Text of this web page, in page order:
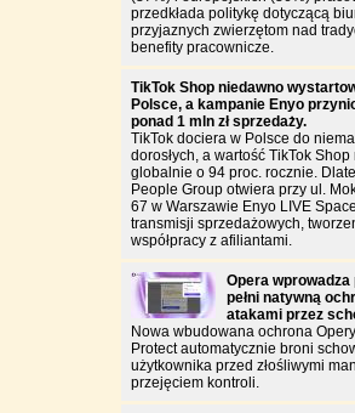
przedkłada politykę dotyczącą
przyjaznych zwierzętom nad
benefity pracownicze.
TikTok Shop niedawno
Polsce, a kampanie Enyo
ponad 1 mln zł sprzedaży.
TikTok dociera w Polsce do
dorosłych, a wartość TikTok Shop
globalnie o 94 proc. rocznie.
People Group otwiera przy ul.
67 w Warszawie Enyo LIVE
transmisji sprzedażowych,
współpracy z afiliantami.
Opera wprowadza
pełni natywną
atakami przez
Nowa wbudowana ochrona
Protect automatycznie broni
użytkownika przed złośliwymi
przejęciem kontroli.